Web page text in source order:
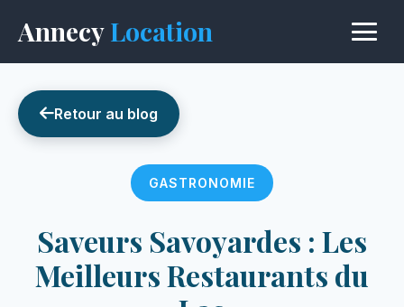
AnnecyLocation
Retour au blog
GASTRONOMIE
Saveurs Savoyardes : Les
Meilleurs Restaurants du